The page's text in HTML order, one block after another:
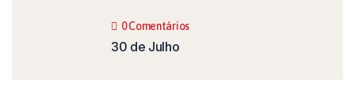
0 Comentários
30 de Julho